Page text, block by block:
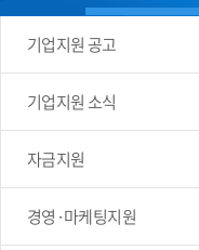
기업지원 공고
기업지원 소식
자금지원
경영·마케팅지원